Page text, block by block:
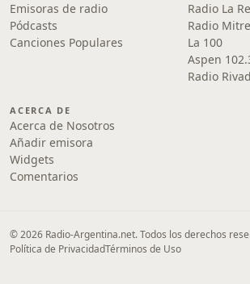
Emisoras de radio
Pódcasts
Canciones Populares
Radio La
Radio Mitre
La 100
Aspen
Radio
ACERCA DE
Acerca de Nosotros
Añadir emisora
Widgets
Comentarios
© 2026 Radio-Argentina.net. Todos los derechos
Política de PrivacidadTérminos de Uso